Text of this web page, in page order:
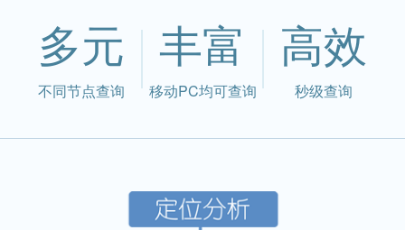
多元
不同节点查询
丰富
移动PC均可查询
高效
秒级查询